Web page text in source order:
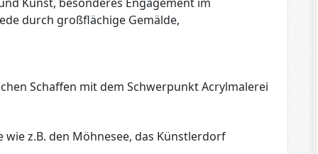
durch großflächige Gemälde,
Schaffen mit dem Schwerpunkt Acrylmalerei
z.B. den Möhnesee, das Künstlerdorf